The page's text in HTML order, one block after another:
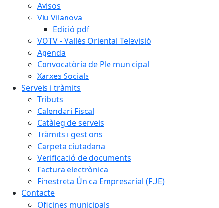
Avisos
Viu Vilanova
Edició pdf
VOTV - Vallès Oriental Televisió
Agenda
Convocatòria de Ple municipal
Xarxes Socials
Serveis i tràmits
Tributs
Calendari Fiscal
Catàleg de serveis
Tràmits i gestions
Carpeta ciutadana
Verificació de documents
Factura electrònica
Finestreta Única Empresarial (FUE)
Contacte
Oficines municipals